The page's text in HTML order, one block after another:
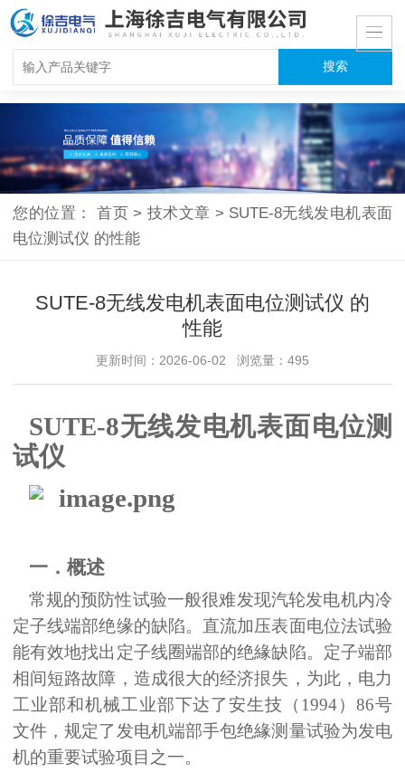
您的位置： 首页 > 技术文章 > SUTE-8无线发电机表面
电位测试仪 的性能
SUTE-8无线发电机表面电位测试仪 的
性能
更新时间：2026-06-02 浏览量：495
SUTE-8无线发电机表面电位测
试仪
一．概述
常规的预防性试验一般很难发现汽轮发电机内冷
定子线端部绝缘的缺陷。直流加压表面电位法试验
能有效地找出定子线圈端部的绝緣缺陷。定子端部
相间短路故障，造成很大的经济拫失，为此，电力
工业部和机械工业部下达了安生技（ 1994）86号
文件，规定了发电机端部手包绝緣测量试验为发电
机的重要试验项目之一。